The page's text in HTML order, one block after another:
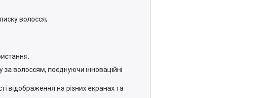
волосся;
волоссям, поєднуючи інноваційні
відображення на різних екранах та